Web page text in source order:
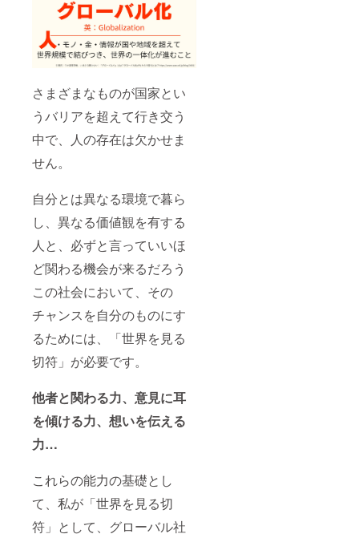
さまざまなものが国家とい
うバリアを超えて行き交う
中で、人の存在は欠かせま
せん。
自分とは異なる環境で暮ら
し、異なる価値観を有する
人と、必ずと言っていいほ
ど関わる機会が来るだろう
この社会において、その
チャンスを自分のものにす
るためには、「世界を見る
切符」が必要です。
他者と関わる力、意見に耳
を傾ける力、想いを伝える
力…
これらの能力の基礎とし
て、私が「世界を見る切
符」として、グローバル社